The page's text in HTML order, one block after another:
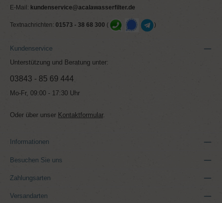
E-Mail: kundenservice@acalawasserfilter.de
Textnachrichten: 01573 - 38 68 300 ( )
Informationen
Kundenservice
Unterstützung und Beratung unter:
03843 - 85 69 444
Mo-Fr, 09:00 - 17:30 Uhr
Oder über unser Kontaktformular.
Besuchen Sie uns
Zahlungsarten
Versandarten